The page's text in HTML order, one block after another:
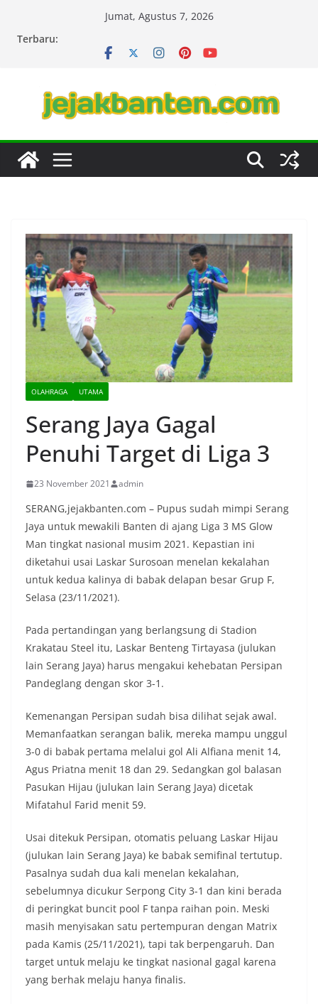
Jumat, Agustus 7, 2026
Terbaru:
OLAHRAGA UTAMA
Serang Jaya Gagal
Penuhi Target di Liga 3
23 November 2021 admin
SERANG,jejakbanten.com – Pupus sudah mimpi Serang
Jaya untuk mewakili Banten di ajang Liga 3 MS Glow
Man tingkat nasional musim 2021. Kepastian ini
diketahui usai Laskar Surosoan menelan kekalahan
untuk kedua kalinya di babak delapan besar Grup F,
Selasa (23/11/2021).
Pada pertandingan yang berlangsung di Stadion
Krakatau Steel itu, Laskar Benteng Tirtayasa (julukan
lain Serang Jaya) harus mengakui kehebatan Persipan
Pandeglang dengan skor 3-1.
Kemenangan Persipan sudah bisa dilihat sejak awal.
Memanfaatkan serangan balik, mereka mampu unggul
3-0 di babak pertama melalui gol Ali Alfiana menit 14,
Agus Priatna menit 18 dan 29. Sedangkan gol balasan
Pasukan Hijau (julukan lain Serang Jaya) dicetak
Mifatahul Farid menit 59.
Usai ditekuk Persipan, otomatis peluang Laskar Hijau
(julukan lain Serang Jaya) ke babak semifinal tertutup.
Pasalnya sudah dua kali menelan kekalahan,
sebelumnya dicukur Serpong City 3-1 dan kini berada
di peringkat buncit pool F tanpa raihan poin. Meski
masih menyisakan satu pertempuran dengan Matrix
pada Kamis (25/11/2021), tapi tak berpengaruh. Dan
target untuk melaju ke tingkat nasional gagal karena
yang berhak melaju hanya finalis.